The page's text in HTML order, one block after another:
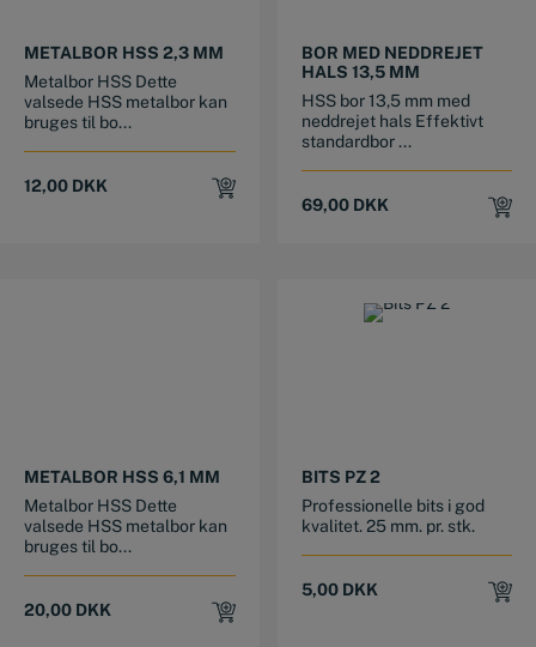
METALBOR HSS 2,3 MM
Metalbor HSS Dette
valsede HSS metalbor kan
bruges til bo...
12,00 DKK
BOR MED NEDDREJET
HALS 13,5 MM
HSS bor 13,5 mm med
neddrejet hals Effektivt
standardbor ...
69,00 DKK
METALBOR HSS 6,1 MM
Metalbor HSS Dette
valsede HSS metalbor kan
bruges til bo...
20,00 DKK
BITS PZ 2
Professionelle bits i god
kvalitet. 25 mm. pr. stk.
5,00 DKK